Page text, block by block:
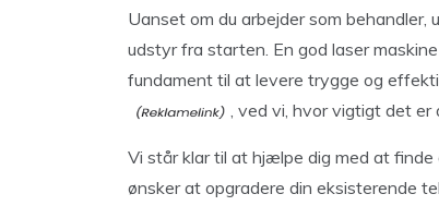
Uanset om du arbejder som
udstyr fra starten. En god laser
fundament til at levere trygge og
, ved vi, hvor vigtigt det
Vi står klar til at hjælpe dig med at
ønsker at opgradere din eksisterende